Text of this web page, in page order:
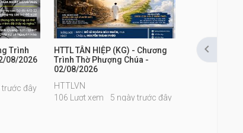
Trình
08/2026
trước đây
HTTL TÂN HIỆP (KG) - Chương
Trình Thờ Phượng Chúa -
02/08/2026
HTTLVN
106 Lượt xem
5 ngày trước đây
